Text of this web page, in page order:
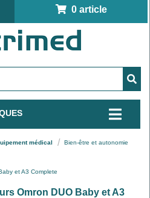
0 article
médical Bien-être et autonomie
et A3 Complete
Omron DUO Baby et A3